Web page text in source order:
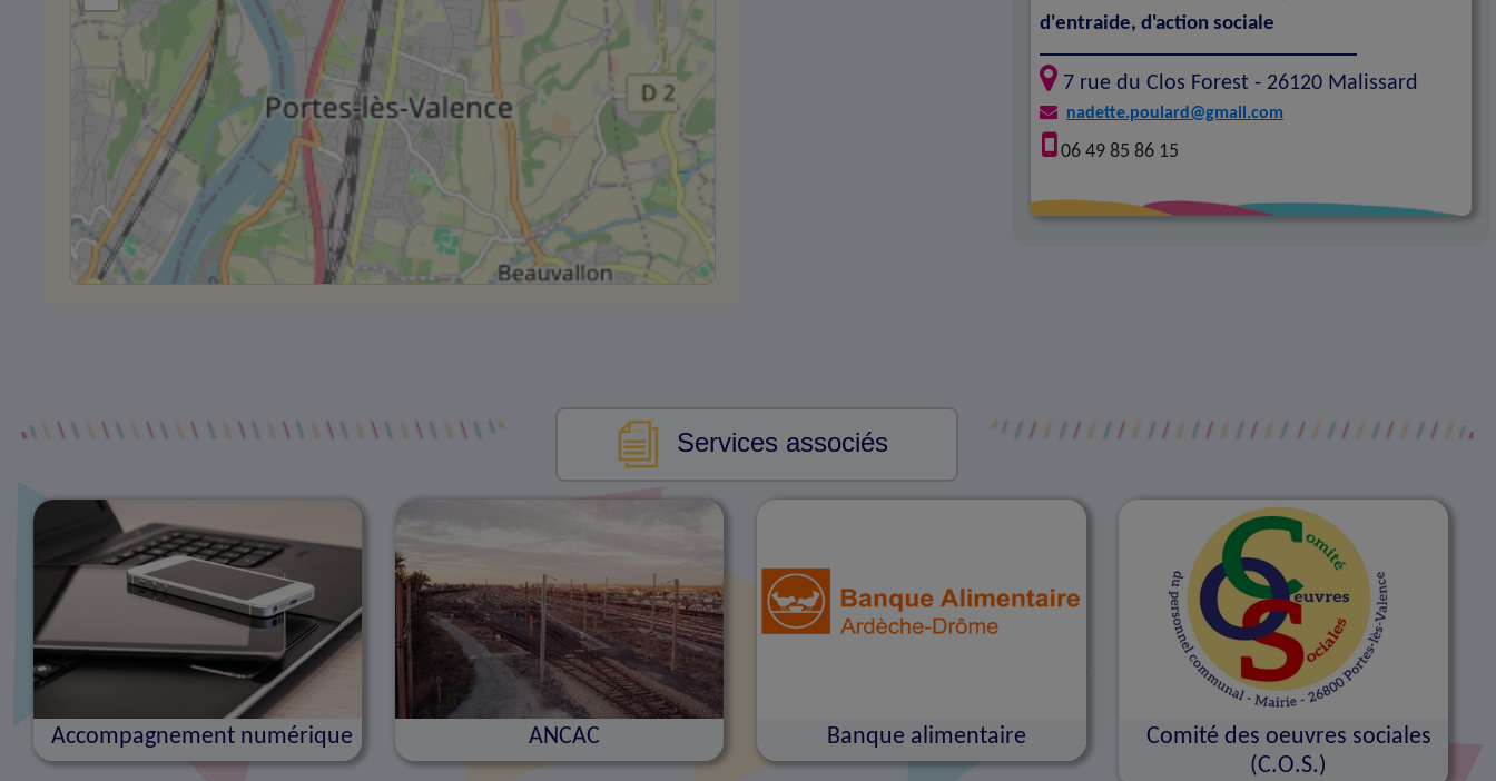
d'entraide, d'action sociale
7 rue du Clos Forest - 26120 Malissard
nadette.poulard@gmail.com
06 49 85 86 15
Services associés
Accompagnement numérique ANCAC Banque alimentaire
Comité des oeuvres sociales
(C.O.S.)